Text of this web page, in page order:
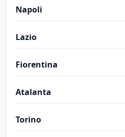
Napoli
Lazio
Fiorentina
Atalanta
Torino